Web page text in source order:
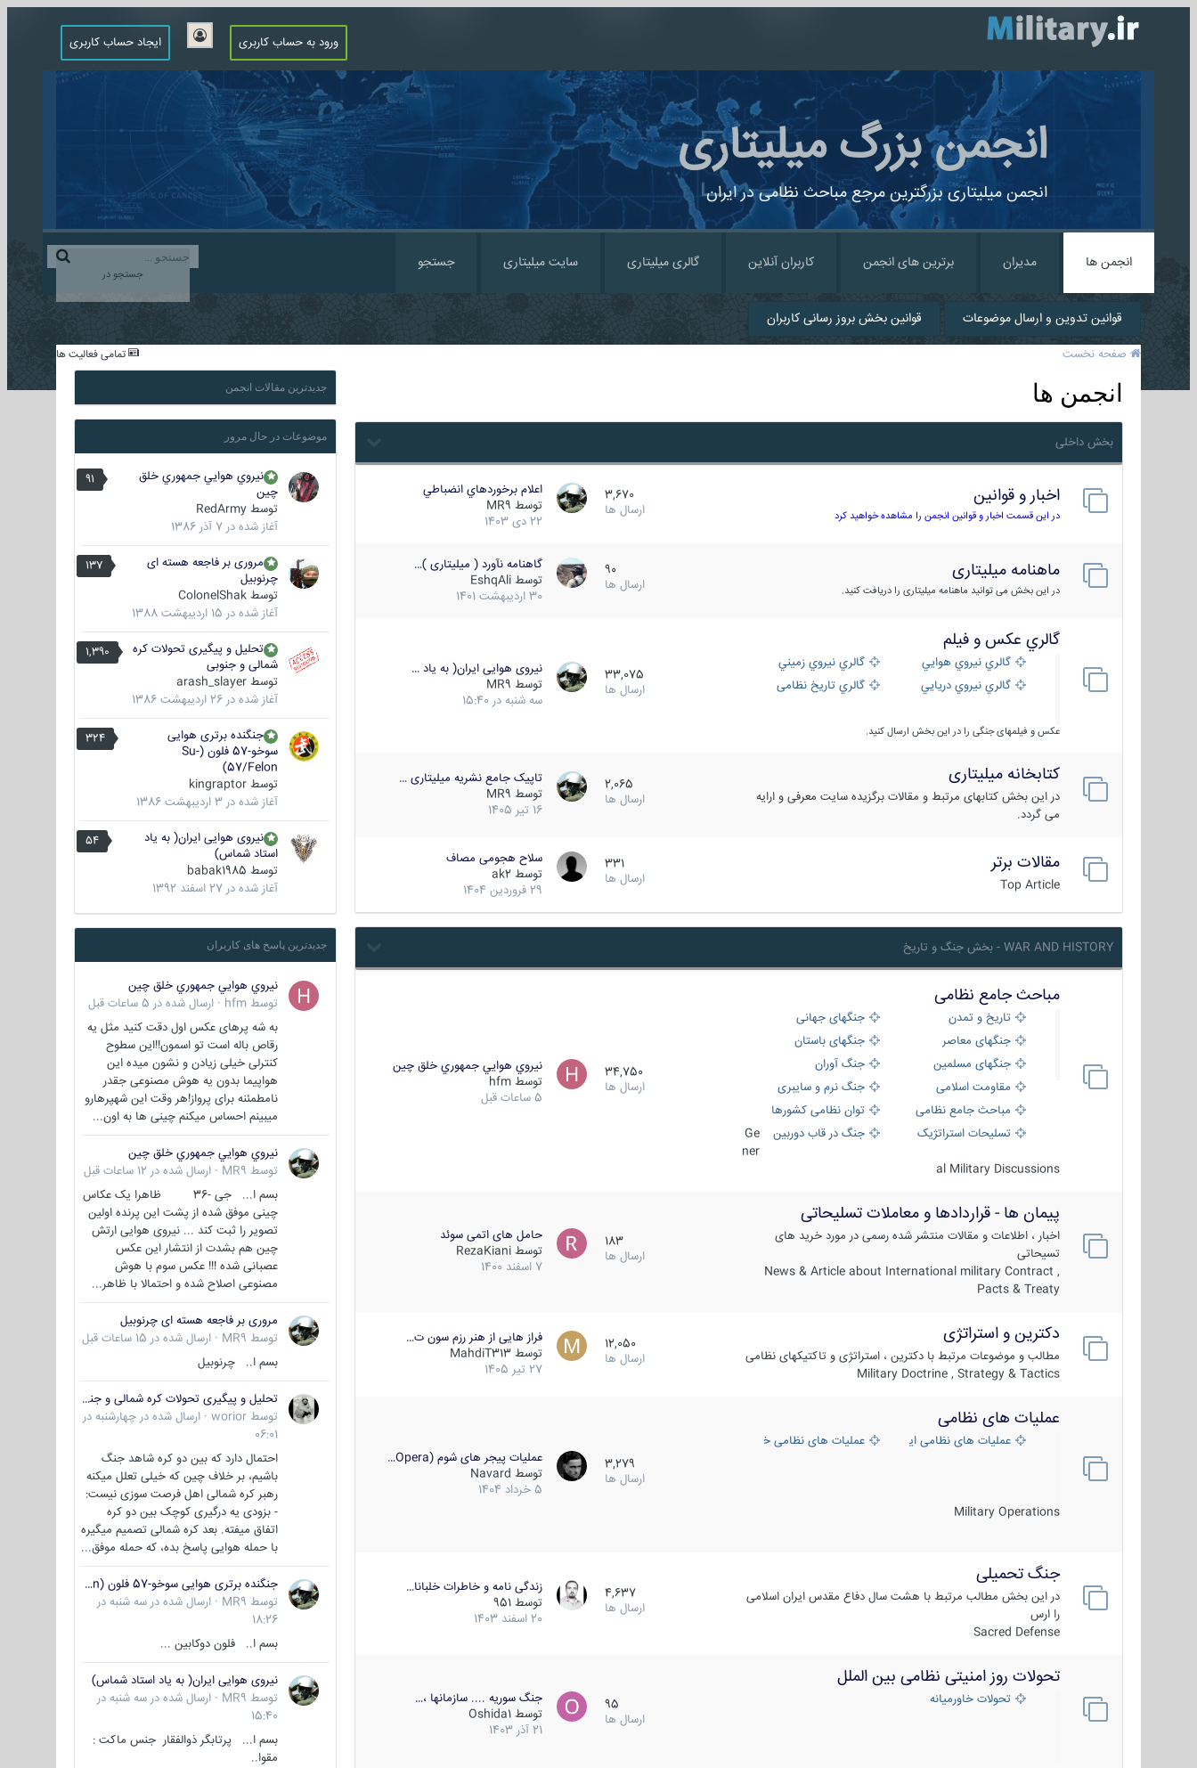
ورود به حساب کاربری ایجاد حساب کاربری
انجمن بزرگ میلیتاری
انجمن میلیتاری بزرگترین مرجع مباحث نظامی در ایران
جستجو در
انجمن ها مدیران برترین های انجمن کاربران آنلاین گالری میلیتاری سایت میلیتاری جستجو
قوانین تدوین و ارسال موضوعات قوانین بخش بروز رسانی کاربران
تمامی فعالیت ها صفحه نخست
انجمن ها
بخش داخلی
اخبار و قوانین
در این قسمت اخبار و قوانین انجمن را مشاهده خواهید کرد
3,670
ارسال ها
اعلام برخوردهاي انضباطي
توسط MR9
22 دی 1403
ماهنامه میلیتاری
در این بخش می توانید ماهنامه میلیتاری را دریافت کنید.
90
ارسال ها
گاهنامه نآورد ( میلیتاری )…
توسط EshqAli
30 اردیبهشت 1401
گالري عكس و فيلم
گالري نيروي هوايي
گالري نيروي زميني
گالري نيروي دريايي
گالري تاریخ نظامی
عکس و فیلمهای جنگی را در این بخش ارسال کنید.
33,075
ارسال ها
نیروی هوایی ایران( به یاد …
توسط MR9
سه شنبه در 15:40
کتابخانه میلیتاری
در این بخش کتابهای مرتبط و مقالات برگزیده سایت معرفی و ارایه
می گردد.
2,065
ارسال ها
تاپیک جامع نشریه میلیتاری …
توسط MR9
16 تیر 1405
مقالات برتر
Top Article
331
ارسال ها
سلاح هجومی مصاف
توسط ak2
29 فروردین 1404
WAR AND HISTORY - بخش جنگ و تاریخ
مباحث جامع نظامی
تاریخ و تمدن
جنگهای جهانی
جنگهای معاصر
جنگهای باستان
جنگهای مسلمین
جنگ آوران
مقاومت اسلامی
جنگ نرم و سایبری
مباحث جامع نظامی
توان نظامی کشورها
تسلیحات استراتژیک
جنگ در قاب دوربین
Ge
ner
al Military Discussions
34,750
ارسال ها
نيروي هوايي جمهوري خلق چين
توسط hfm
5 ساعات قبل
پیمان ها - قراردادها و معاملات تسلیحاتی
اخبار ، اطلاعات و مقالات منتشر شده رسمی در مورد خرید های
تسیحاتی
News & Article about International military Contract ,
Pacts & Treaty
183
ارسال ها
حامل های اتمی سوئد
توسط RezaKiani
7 اسفند 1400
دکترین و استراتژی
مطالب و موضوعات مرتبط با دکترین ، استراتژی و تاکتیکهای نظامی
Military Doctrine , Strategy & Tactics
12,050
ارسال ها
فراز هایی از هنر رزم سون ت…
توسط MahdiT313
27 تیر 1405
عملیات های نظامی
عملیات های نظامی ایران عملیات های نظامی خارجی
Military Operations
3,279
ارسال ها
عملیات پیجر های شوم (Opera…
توسط Navard
5 خرداد 1404
جنگ تحمیلی
در این بخش مطالب مرتبط با هشت سال دفاع مقدس ایران اسلامی
را ارس
Sacred Defense
4,637
ارسال ها
زندگی نامه و خاطرات خلبانا…
توسط 951
20 اسفند 1403
تحولات روز امنیتی نظامی بین الملل
تحولات خاورمیانه
95
ارسال ها
جنگ سوریه .... سازمانها ،…
توسط Oshida1
21 آذر 1403
جدیدترین مقالات انجمن
موضوعات در حال مرور
91
نيروي هوايي جمهوري خلق
چين
توسط RedArmy
آغاز شده در 7 آذر 1386
137
مروری بر فاجعه هسته ای
چرنوبیل
توسط ColonelShak
آغاز شده در 15 اردیبهشت 1388
1,390
تحلیل و پیگیری تحولات کره
شمالی و جنوبی
توسط arash_slayer
آغاز شده در 26 اردیبهشت 1386
324
جنگنده برتری هوایی
سوخو-57 فلون (Su-
57/Felon)
توسط kingraptor
آغاز شده در 3 اردیبهشت 1386
54
نیروی هوایی ایران( به یاد
استاد شماس)
توسط babak1985
آغاز شده در 27 اسفند 1392
جدیدترین پاسخ های کاربران
نيروي هوايي جمهوري خلق چين
توسط hfm
· ارسال شده در 5 ساعات قبل
به شه پرهای عکس اول دقت کنید مثل یه
رقاص باله است تو اسمون!!این سطوح
کنترلی خیلی زیادن و نشون میده این
هواپیما بدون یه هوش مصنوعی جقدر
نامطمئنه برای پرواز!هر وقت این شهپرهارو
میبینم احساس میکنم چینی ها به اون...
نيروي هوايي جمهوري خلق چين
توسط MR9
· ارسال شده در 12 ساعات قبل
بسم ا... جی -36 ظاهرا یک عکاس
چینی موفق شده از پشت این پرنده اولین
تصویر را ثبت کند ... نیروی هوایی ارتش
چین هم بشدت از انتشار این عکس
عصبانی شده !!! عکس سوم با هوش
مصنوعی اصلاح شده و احتمالا با ظاهر...
مروری بر فاجعه هسته ای چرنوبیل
توسط MR9
· ارسال شده در 15 ساعات قبل
بسم ا.. چرنوبیل
تحلیل و پیگیری تحولات کره شمالی و جنوبی
توسط worior
· ارسال شده در چهارشنبه در
06:01
احتمال دارد که بین دو کره شاهد جنگ
باشیم، بر خلاف چین که خیلی تعلل میکنه
رهبر کره شمالی اهل فرصت سوزی نیست:
- بزودی یه درگیری کوچک بین دو کره
اتفاق میفته. بعد کره شمالی تصمیم میگیره
با حمله هوایی پاسخ بده، که حمله موفق...
جنگنده برتری هوایی سوخو-57 فلون (Su-57/Felon)
توسط MR9
· ارسال شده در سه شنبه در
18:26
بسم ا.. فلون دوکابین ...
نیروی هوایی ایران( به یاد استاد شماس)
توسط MR9
· ارسال شده در سه شنبه در
15:40
بسم ا... پرتابگر ذوالفقار جنس ماکت :
مقوا..